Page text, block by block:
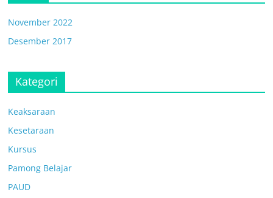
November 2022
Desember 2017
Kategori
Keaksaraan
Kesetaraan
Kursus
Pamong Belajar
PAUD